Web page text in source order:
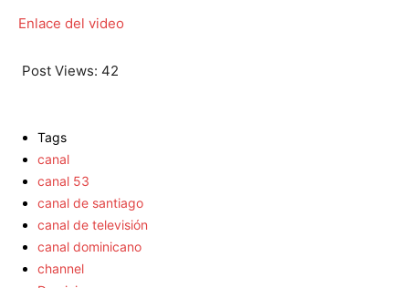
Enlace del video
Post Views: 42
Tags
canal
canal 53
canal de santiago
canal de televisión
canal dominicano
channel